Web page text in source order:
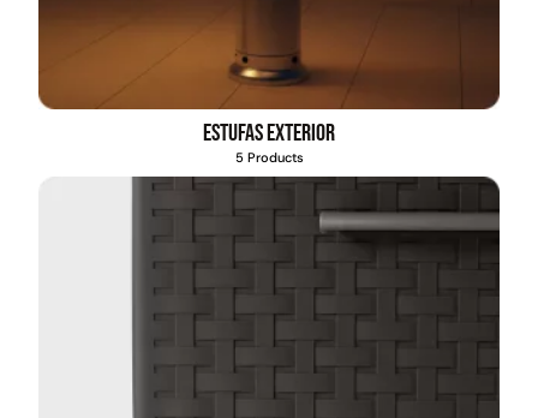
Estufas exterior
5 Products